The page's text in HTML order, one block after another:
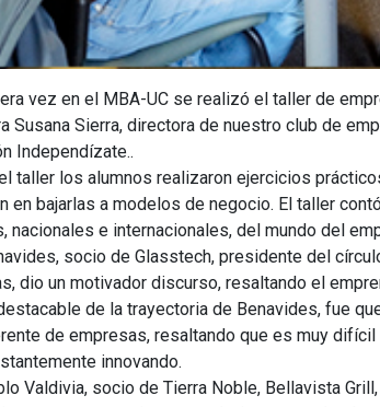
vez en el MBA-UC se realizó el taller de
Susana Sierra, directora de nuestro club de
Independízate..
taller los alumnos realizaron ejercicios
en bajarlas a modelos de negocio. El taller
nacionales e internacionales, del mundo del
socio de Glasstech, presidente del
dio un motivador discurso, resaltando el
de la trayectoria de Benavides, fue
de empresas, resaltando que es muy
innovando.
Valdivia, socio de Tierra Noble, Bellavista